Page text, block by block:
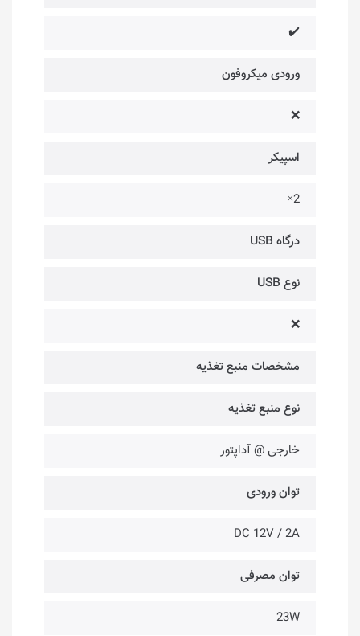
✔️
ورودی میکروفون
❌
اسپیکر
2×
درگاه USB
نوع USB
❌
مشخصات منبع تغذیه
نوع منبع تغذیه
خارجی @ آداپتور
توان ورودی
DC 12V / 2A
توان مصرفی
23W